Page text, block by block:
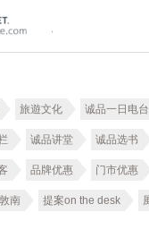
旅遊文化 诚品一日电台
诚品讲堂 诚品选书
品牌优惠 门市优惠
南 提案on the desk